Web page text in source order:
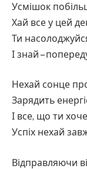
Усмішок
Хай все у цей
Ти
І знай –
Нехай сонце
Зарядить
І все, що ти
Успіх нехай
Відправляючи